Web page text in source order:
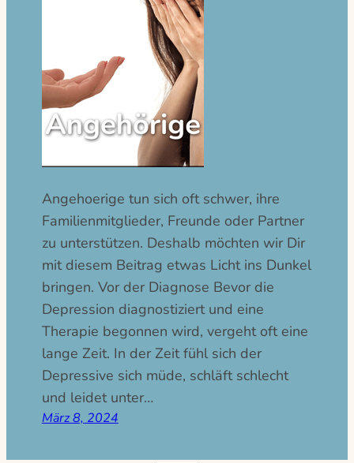
Angehoerige tun sich oft schwer, ihre
Familienmitglieder, Freunde oder Partner
zu unterstützen. Deshalb möchten wir Dir
mit diesem Beitrag etwas Licht ins Dunkel
bringen. Vor der Diagnose Bevor die
Depression diagnostiziert und eine
Therapie begonnen wird, vergeht oft eine
lange Zeit. In der Zeit fühl sich der
Depressive sich müde, schläft schlecht
und leidet unter…
März 8, 2024